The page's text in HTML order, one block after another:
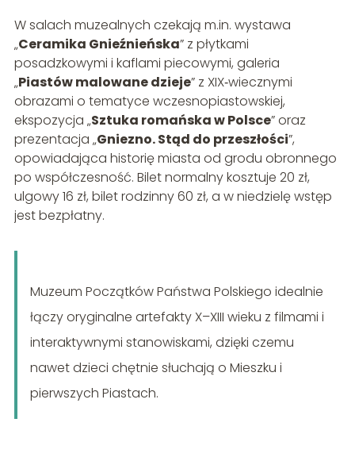
W salach muzealnych czekają m.in. wystawa
„Ceramika Gnieźnieńska” z płytkami
posadzkowymi i kaflami piecowymi, galeria
„Piastów malowane dzieje” z XIX‑wiecznymi
obrazami o tematyce wczesnopiastowskiej,
ekspozycja „Sztuka romańska w Polsce” oraz
prezentacja „Gniezno. Stąd do przeszłości”,
opowiadająca historię miasta od grodu obronnego
po współczesność. Bilet normalny kosztuje 20 zł,
ulgowy 16 zł, bilet rodzinny 60 zł, a w niedzielę wstęp
jest bezpłatny.
Muzeum Początków Państwa Polskiego idealnie
łączy oryginalne artefakty X–XIII wieku z filmami i
interaktywnymi stanowiskami, dzięki czemu
nawet dzieci chętnie słuchają o Mieszku i
pierwszych Piastach.